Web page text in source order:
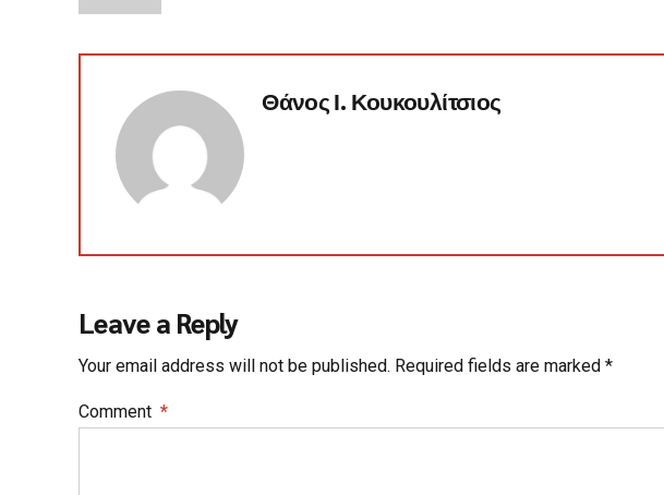
Θάνος Ι. Κουκουλίτσιος
Leave a Reply
Your email address will not be published. Required fields are marked *
Comment *